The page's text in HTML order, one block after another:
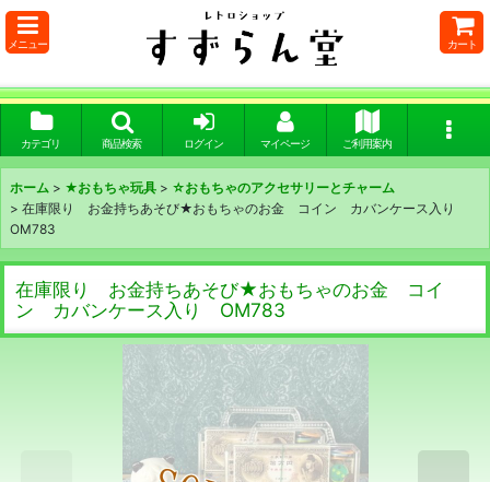
メニュー カート
カテゴリ 商品検索 ログイン マイページ ご利用案内
ホーム > ★おもちゃ玩具 > ☆おもちゃのアクセサリーとチャーム
> 在庫限り お金持ちあそび★おもちゃのお金 コイン カバンケース入り
OM783
在庫限り お金持ちあそび★おもちゃのお金 コイ
ン カバンケース入り OM783